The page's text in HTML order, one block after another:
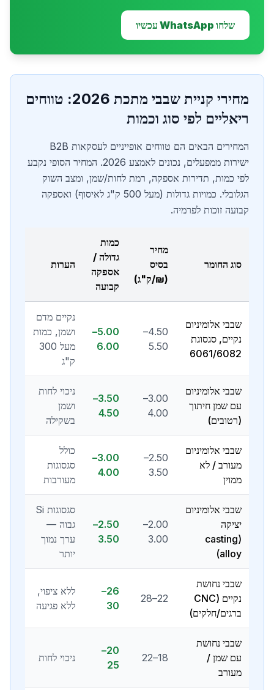
שלחו WhatsApp עכשיו
מחירי קניית שבבי מתכת 2026: טווחים
ריאליים לפי סוג וכמות
המחירים הבאים הם טווחים אופייניים לעסקאות B2B
ישירות ממפעלים, נכונים לאמצע 2026. המחיר הסופי נקבע
לפי כמות, תדירות אספקה, רמת לחות/שמן, ומצב השוק
הגלובלי. כמויות גדולות (מעל 500 ק"ג לאיסוף) ואספקה
קבועה זוכות לפרמיה.
סוג החומר
מחיר
בסיס
(₪/ק"ג)
כמות
גדולה /
אספקה
קבועה
הערות
שבבי אלומיניום
נקיים, סגסוגת
6061/6082
4.50–
5.50
5.00–
6.00
נקיים מדם
ושמן, כמות
מעל 300
ק"ג
שבבי אלומיניום
עם שמן חיתוך
(רטובים)
3.00–
4.00
3.50–
4.50
ניכוי לחות
ושמן
בשקילה
שבבי אלומיניום
מעורב / לא
ממוין
2.50–
3.50
3.00–
4.00
כולל
סגסוגות
מעורבות
שבבי אלומיניום
יציקה
(casting
alloy)
2.00–
3.00
2.50–
3.50
סגסוגות Si
גבוה —
ערך נמוך
יותר
שבבי נחושת
נקיים (CNC
ברגים/חלקים)
22–28
26–
30
ללא ציפוי,
ללא פגיעה
שבבי נחושת
עם שמן /
מעורב
18–22
20–
25
ניכוי לחות